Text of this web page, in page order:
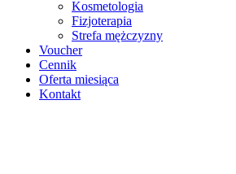
Kosmetologia
Fizjoterapia
Strefa mężczyzny
Voucher
Cennik
Oferta miesiąca
Kontakt